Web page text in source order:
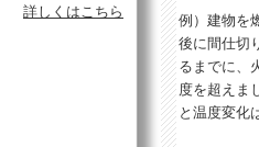
詳しくはこちら
例）建物を
後に間仕切
るまでに、
度を超えま
と温度変化